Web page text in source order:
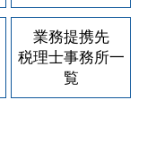
業務提携先
税理士事務所一
覧